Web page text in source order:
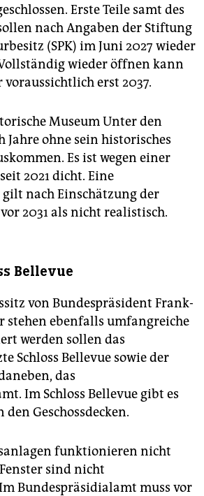
Erste Teile samt des
nach Angaben der Stiftung
(SPK) im Juni 2027 wieder
wieder öffnen kann
voraussichtlich erst 2037.
Museum Unter den
Jahre ohne sein historisches
Es ist wegen einer
2021 dicht. Eine
nach Einschätzung der
2031 als nicht realistisch.
Bellevue
von Bundespräsident Frank-
stehen ebenfalls umfangreiche
werden sollen das
Schloss Bellevue sowie der
das
Im Schloss Bellevue gibt es
Geschossdecken.
funktionieren nicht
sind nicht
Bundespräsidialamt muss vor